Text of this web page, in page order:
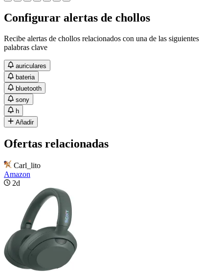
Configurar alertas de chollos
Recibe alertas de chollos relacionados con una de las siguientes
palabras clave
auriculares
bateria
bluetooth
sony
h
Añadir
Ofertas relacionadas
Carl_lito
Amazon
2d